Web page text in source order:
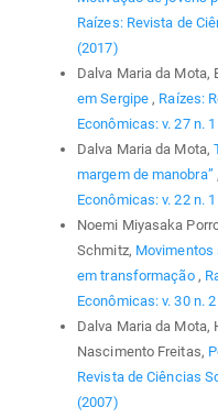
Raízes: Revista de
(2017)
Dalva Maria da Mota,
em Sergipe, Raízes:
Econômicas: v. 27 n.
Dalva Maria da Mota,
margem de manobra” ,
Econômicas: v. 22 n.
Noemi Miyasaka
Schmitz, Movimentos
em transformação ,
Econômicas: v. 30 n.
Dalva Maria da Mota,
Nascimento Freitas,
Revista de Ciências
(2007)